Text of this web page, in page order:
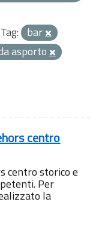
Tag: bar
asporto
centro
centro storico e
Per
la